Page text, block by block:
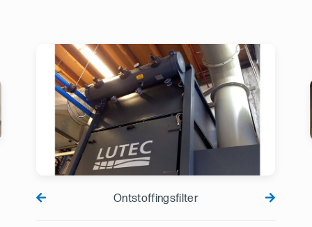
Ontstoffingsfilter